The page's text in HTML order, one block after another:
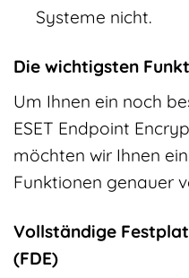
Systeme nicht.
Die wichtigsten
Um Ihnen ein noch
ESET Endpoint
möchten wir Ihnen
Funktionen genauer
Vollständige
(FDE)